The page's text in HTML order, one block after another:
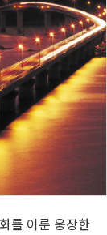
를 이룬 웅장한